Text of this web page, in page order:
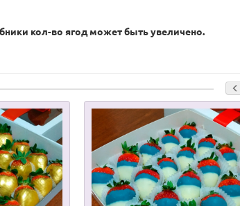
кол-во ягод может быть увеличено.